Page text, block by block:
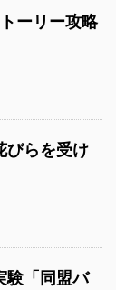
ーリー攻略
びらを受け
験「同盟バ